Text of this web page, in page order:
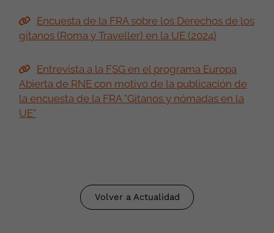
Encuesta de la FRA sobre los Derechos de los
gitanos (Roma y Traveller) en la UE (2024)
Entrevista a la FSG en el programa Europa
Abierta de RNE con motivo de la publicación de
la encuesta de la FRA "Gitanos y nómadas en la
UE"
Volver a Actualidad